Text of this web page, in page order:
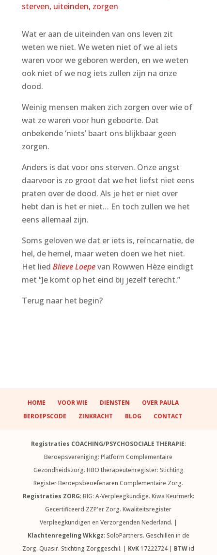
sterven uiteinden zorgen
Wat er aan de uiteinden van ons leven zit
weten we niet. We weten niet of we al iets
waren voor we geboren werden, en we weten
ook niet of we nog iets zullen zijn na onze
dood.
Weinig mensen maken zich zorgen over wie of
wat ze waren voor hun geboorte. Dat
onbekende ‘niets’ baart ons blijkbaar geen
zorgen.
Anders is dat voor ons sterven. Onze angst
daarvoor is zo groot dat we het liefst niet eens
praten over de dood. Als je het er niet over
hebt dan is het er niet… En toch zullen we het
eens allemaal zijn.
Soms geloven we dat er iets is, reïncarnatie, de
hel, de hemel, maar weten doen we het niet.
Het lied Blieve Loepevan Rowwen Hèze eindigt
met “Je komt op het eind bij jezelf terecht.”
Terug naar het begin?
HOME VOOR WIE DIENSTEN
OVER PAULA
BEROEPSCODE
ZINKRACHT BLOG CONTACT
Registraties COACHING/PSYCHOSOCIALE THERAPIE:
Beroepsvereniging: Platform Complementaire
Gezondheidszorg. HBO therapeutenregister: Stichting
Register Beroepsbeoefenaren Complementaire Zorg.
Registraties ZORG: BIG: A-Verpleegkundige. Kiwa Keurmerk:
Gecertificeerd ZZP'er Zorg. Kwaliteitsregister
Verpleegkundigen en Verzorgenden Nederland. |
Klachtenregeling Wkkgz: SoloPartners. Geschillen in de
Zorg. Quasir. Stichting Zorggeschil. | KvK 17222724 | BTWid